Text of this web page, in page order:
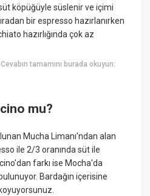
köpüğüyle süslenir ve içimi
bir espresso hazırlanırken
hazırlığında çok az
Cevabın tamamını burada okuyun:
mu?
Mucha Limanı'ndan alan
ile 2/3 oranında süt ile
farkı ise Mocha'da
Bardağın içerisine